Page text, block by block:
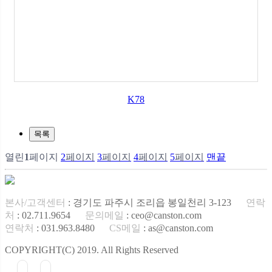
K78
목록
열린 1페이지 2페이지 3페이지 4페이지 5페이지 맨끝
본사/고객센터 : 경기도 파주시 조리읍 봉일천리 3-123
연락
처 : 02.711.9654 문의메일 : ceo@canston.com
연락처 : 031.963.8480 CS메일 : as@canston.com
COPYRIGHT(C) 2019. All Rights Reserved